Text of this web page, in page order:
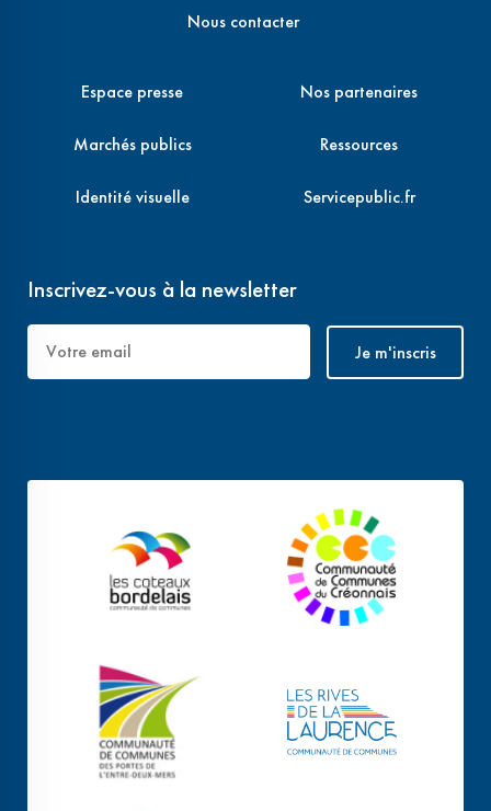
Nous contacter
Espace presse
Marchés publics
Identité visuelle
Nos partenaires
Ressources
Servicepublic.fr
Inscrivez-vous à la newsletter